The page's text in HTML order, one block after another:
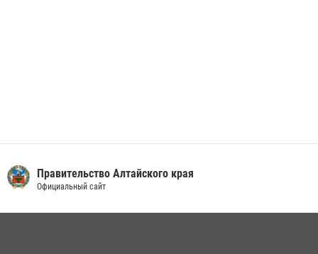
Правительство Алтайского края
Официальный сайт